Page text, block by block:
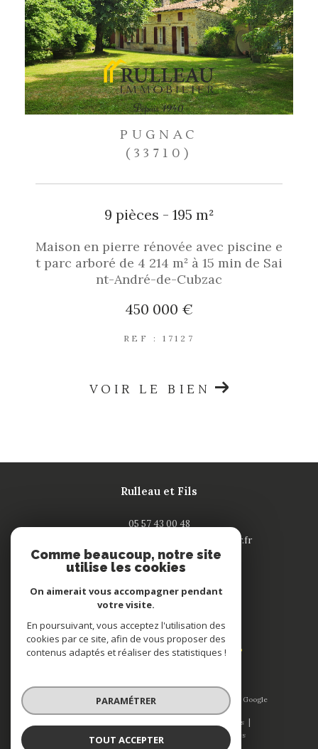
PUGNAC
(33710)
9 pièces - 195 m²
Maison en pierre rénovée avec piscine e
t parc arboré de 4 214 m² à 15 min de Sai
nt-André-de-Cubzac
450 000 €
REF : 17127
VOIR LE BIEN
Rulleau et Fils
05 57 43 00 48
contact-saintandre@rulleau-immobilier.fr
132 rue Nationale
33240 saint-andré de cubzac
Adhérents
© 2026 | Tous droits réservés | Traduction powered by Google
Mentions légales
Admin
Nos liens Politique RGPD Cookies
Comme beaucoup, notre site
utilise les cookies
On aimerait vous accompagner pendant
votre visite.
En poursuivant, vous acceptez l'utilisation des
cookies par ce site, afin de vous proposer des
contenus adaptés et réaliser des statistiques !
PARAMÉTRER
TOUT ACCEPTER